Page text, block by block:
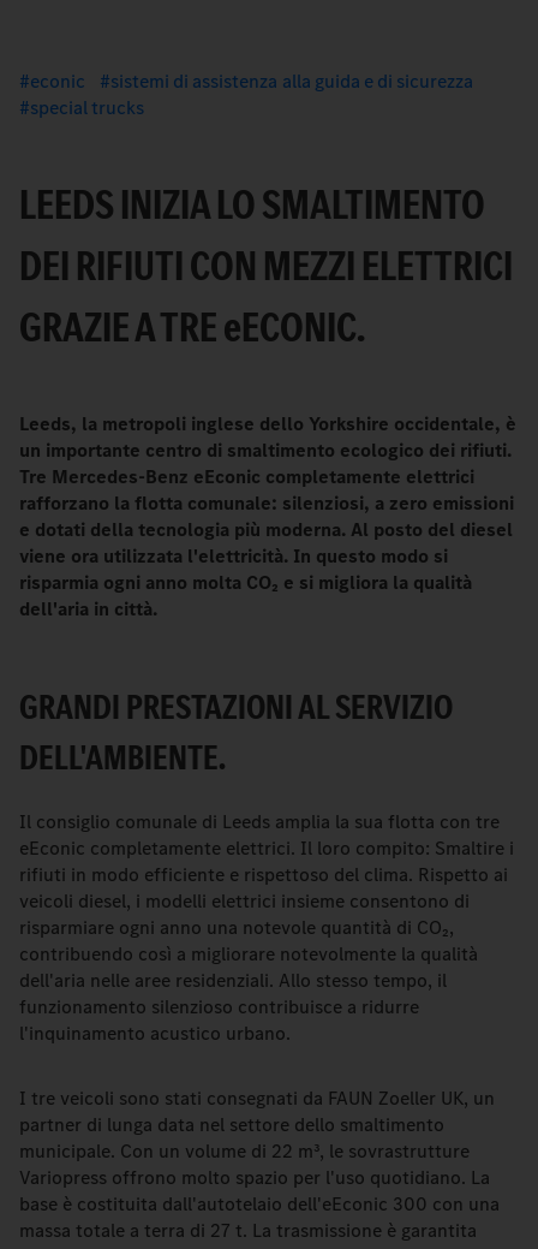
econic
sistemi di assistenza alla guida e di sicurezza
special trucks
LEEDS INIZIA LO SMALTIMENTO
DEI RIFIUTI CON MEZZI ELETTRICI
GRAZIE A TREeECONIC.
Leeds, la metropoli inglese dello Yorkshire occidentale, è
un importante centro di smaltimento ecologico dei rifiuti.
Tre Mercedes-Benz eEconic completamente elettrici
rafforzano la flotta comunale: silenziosi, a zero emissioni
e dotati della tecnologia più moderna. Al posto del diesel
viene ora utilizzata l'elettricità. In questo modo si
risparmia ogni anno molta CO₂ e si migliora la qualità
dell'aria in città.
GRANDI PRESTAZIONI AL SERVIZIO
DELL'AMBIENTE.
Il consiglio comunale di Leeds amplia la sua flotta con tre
eEconic completamente elettrici. Il loro compito: Smaltire i
rifiuti in modo efficiente e rispettoso del clima. Rispetto ai
veicoli diesel, i modelli elettrici insieme consentono di
risparmiare ogni anno una notevole quantità di CO₂,
contribuendo così a migliorare notevolmente la qualità
dell'aria nelle aree residenziali. Allo stesso tempo, il
funzionamento silenzioso contribuisce a ridurre
l'inquinamento acustico urbano.
I tre veicoli sono stati consegnati da FAUN Zoeller UK, un
partner di lunga data nel settore dello smaltimento
municipale. Con un volume di 22 m³, le sovrastrutture
Variopress offrono molto spazio per l'uso quotidiano. La
base è costituita dall'autotelaio dell'eEconic 300 con una
massa totale a terra di 27 t. La trasmissione è garantita